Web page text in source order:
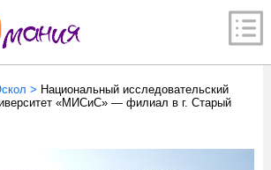
> Национальный исследовательский
«МИСиС» — филиал в г. Старый